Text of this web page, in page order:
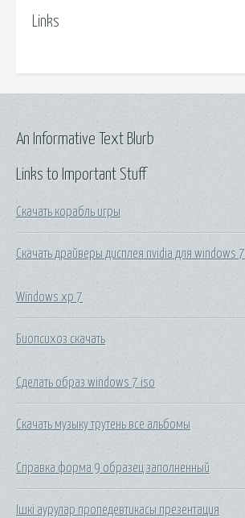
Links
Links to Important Stuff
Скачать корабль игры
Скачать драйверы дисплея nvidia для windows 7
Windows xp 7
Биопсихоз скачать
Сделать образ windows 7 iso
Скачать музыку трутень все альбомы
Справка форма 9 образец заполненный
Ішкі аурулар пропедевтикасы презентация
An Informative Text Blurb